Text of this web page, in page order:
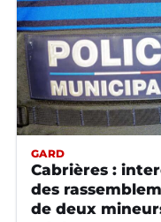
GARD
Cabrières :
des
de deux